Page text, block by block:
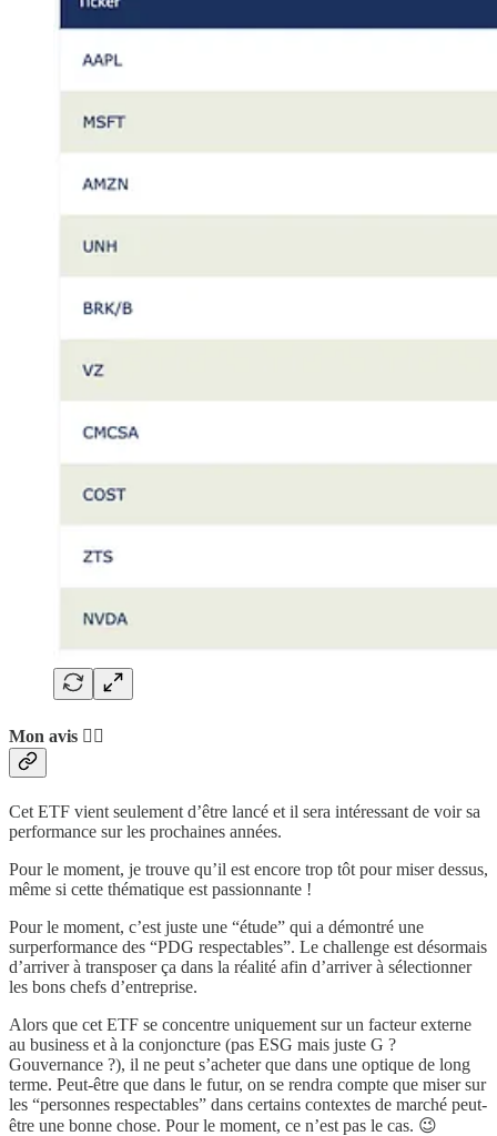
Mon avis 👨‍⚖️
Cet ETF vient seulement d’être lancé et il sera intéressant de voir sa
performance sur les prochaines années.
Pour le moment, je trouve qu’il est encore trop tôt pour miser dessus,
même si cette thématique est passionnante !
Pour le moment, c’est juste une “étude” qui a démontré une
surperformance des “PDG respectables”. Le challenge est désormais
d’arriver à transposer ça dans la réalité afin d’arriver à sélectionner
les bons chefs d’entreprise.
Alors que cet ETF se concentre uniquement sur un facteur externe
au business et à la conjoncture (pas ESG mais juste G ?
Gouvernance ?), il ne peut s’acheter que dans une optique de long
terme. Peut-être que dans le futur, on se rendra compte que miser sur
les “personnes respectables” dans certains contextes de marché peut-
être une bonne chose. Pour le moment, ce n’est pas le cas. 😉